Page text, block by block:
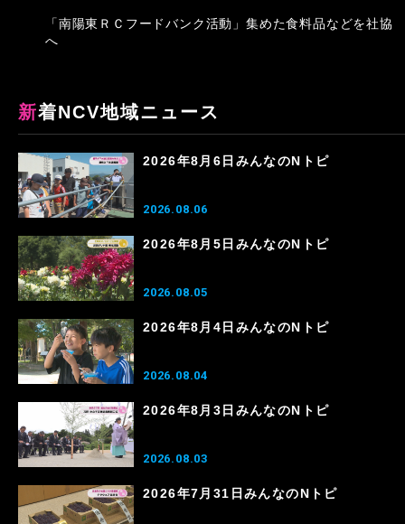
「南陽東ＲＣフードバンク活動」集めた食料品などを社協
へ
新着NCV地域ニュース
2026年8月6日みんなのNトピ
2026.08.06
2026年8月5日みんなのNトピ
2026.08.05
2026年8月4日みんなのNトピ
2026.08.04
2026年8月3日みんなのNトピ
2026.08.03
2026年7月31日みんなのNトピ